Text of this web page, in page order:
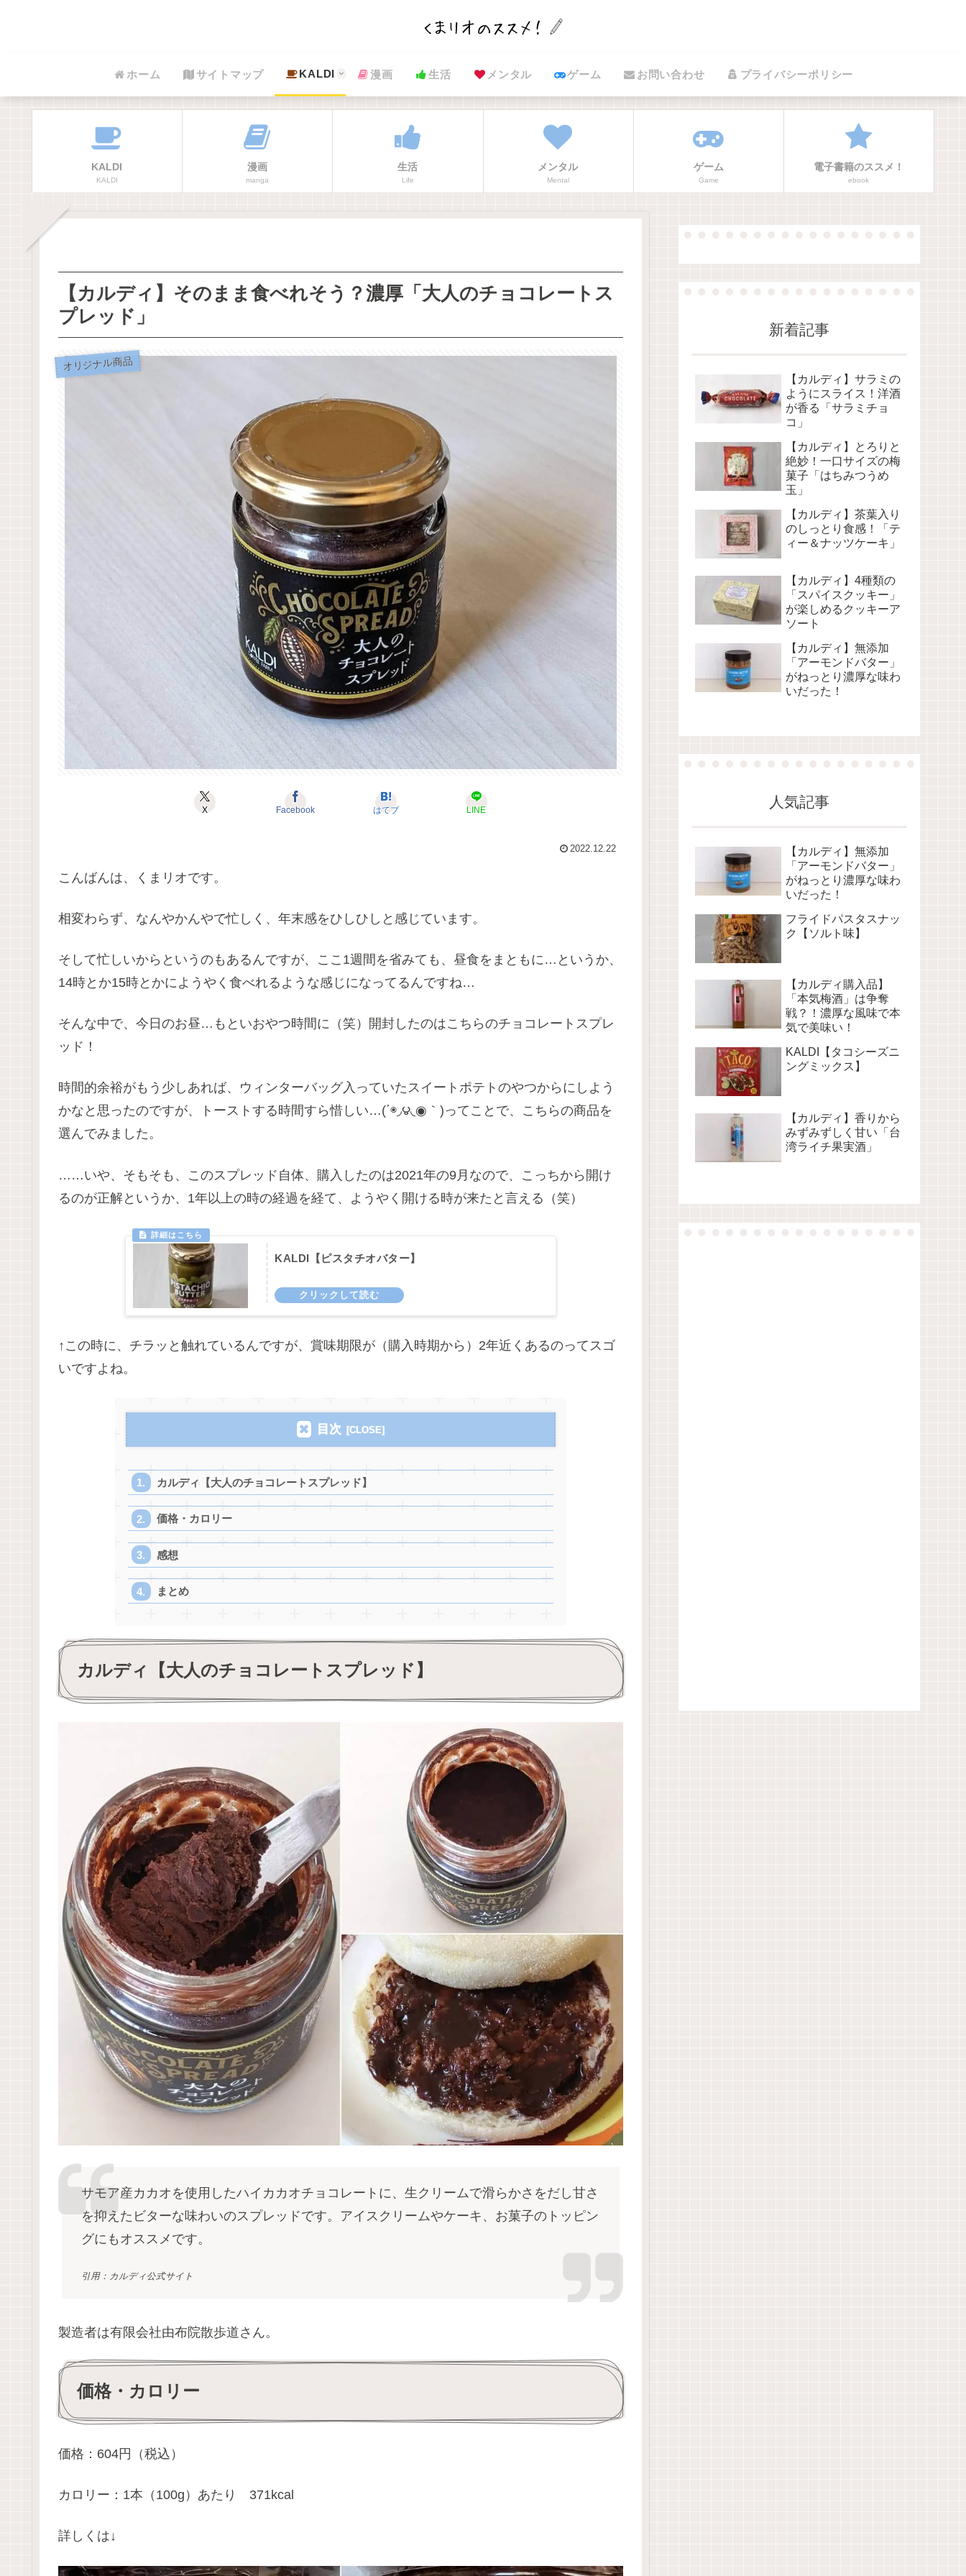
ホーム サイトマップ KALDI 漫画 生活 メンタル ゲーム お問い合わせ プライバシーポリシー
KALDI
KALDI
漫画
manga
生活
Life
メンタル
Mental
ゲーム
Game
電子書籍のススメ！
ebook
【カルディ】そのまま食べれそう？濃厚「大人のチョコレートス
プレッド」
オリジナル商品
X Facebook はてブ LINE
2022.12.22
こんばんは、くまリオです。
相変わらず、なんやかんやで忙しく、年末感をひしひしと感じています。
そして忙しいからというのもあるんですが、ここ1週間を省みても、昼食をまともに…というか、
14時とか15時とかにようやく食べれるような感じになってるんですね…
そんな中で、今日のお昼…もといおやつ時間に（笑）開封したのはこちらのチョコレートスプレ
ッド！
時間的余裕がもう少しあれば、ウィンターバッグ入っていたスイートポテトのやつからにしよう
かなと思ったのですが、トーストする時間すら惜しい…(΄◉◞౪◟◉｀)ってことで、こちらの商品を
選んでみました。
……いや、そもそも、このスプレッド自体、購入したのは2021年の9月なので、こっちから開け
るのが正解というか、1年以上の時の経過を経て、ようやく開ける時が来たと言える（笑）
KALDI【ピスタチオバター】
↑この時に、チラッと触れているんですが、賞味期限が（購入時期から）2年近くあるのってスゴ
いですよね。
目次
カルディ【大人のチョコレートスプレッド】
価格・カロリー
感想
まとめ
カルディ【大人のチョコレートスプレッド】
サモア産カカオを使用したハイカカオチョコレートに、生クリームで滑らかさをだし甘さ
を抑えたビターな味わいのスプレッドです。アイスクリームやケーキ、お菓子のトッピン
グにもオススメです。
引用：カルディ公式サイト
製造者は有限会社由布院散歩道さん。
価格・カロリー
価格：604円（税込）
カロリー：1本（100g）あたり 371kcal
詳しくは↓
新着記事
【カルディ】サラミの
ようにスライス！洋酒
が香る「サラミチョ
コ」
【カルディ】とろりと
絶妙！一口サイズの梅
菓子「はちみつうめ
玉」
【カルディ】茶葉入り
のしっとり食感！「テ
ィー＆ナッツケーキ」
【カルディ】4種類の
「スパイスクッキー」
が楽しめるクッキーア
ソート
【カルディ】無添加
「アーモンドバター」
がねっとり濃厚な味わ
いだった！
人気記事
【カルディ】無添加
「アーモンドバター」
がねっとり濃厚な味わ
いだった！
フライドパスタスナッ
ク【ソルト味】
【カルディ購入品】
「本気梅酒」は争奪
戦？！濃厚な風味で本
気で美味い！
KALDI【タコシーズニ
ングミックス】
【カルディ】香りから
みずみずしく甘い「台
湾ライチ果実酒」